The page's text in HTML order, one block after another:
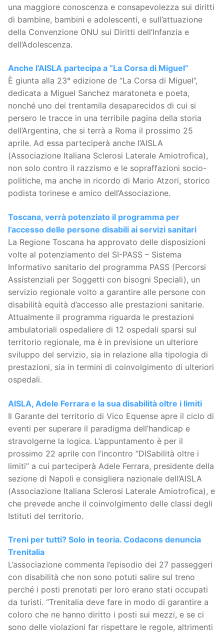
una maggiore conoscenza e consapevolezza sui diritti
di bambine, bambini e adolescenti, e sull’attuazione
della Convenzione ONU sui Diritti dell’Infanzia e
dell’Adolescenza.
Anche l’AISLA partecipa a “La Corsa di Miguel”
È giunta alla 23° edizione de “La Corsa di Miguel”,
dedicata a Miguel Sanchez maratoneta e poeta,
nonché uno dei trentamila desaparecidos di cui si
persero le tracce in una terribile pagina della storia
dell’Argentina, che si terrà a Roma il prossimo 25
aprile. Ad essa parteciperà anche l’AISLA
(Associazione Italiana Sclerosi Laterale Amiotrofica),
non solo contro il razzismo e le sopraffazioni socio-
politiche, ma anche in ricordo di Mario Atzori, storico
podista torinese e amico dell’Associazione.
Toscana, verrà potenziato il programma per
l’accesso delle persone disabili ai servizi sanitari
La Regione Toscana ha approvato delle disposizioni
volte al potenziamento del SI-PASS – Sistema
Informativo sanitario del programma PASS (Percorsi
Assistenziali per Soggetti con bisogni Speciali), un
servizio regionale volto a garantire alle persone con
disabilità equità d’accesso alle prestazioni sanitarie.
Attualmente il programma riguarda le prestazioni
ambulatoriali ospedaliere di 12 ospedali sparsi sul
territorio regionale, ma è in previsione un ulteriore
sviluppo del servizio, sia in relazione alla tipologia di
prestazioni, sia in termini di coinvolgimento di ulteriori
ospedali.
AISLA, Adele Ferrara e la sua disabilità oltre i limiti
Il Garante del territorio di Vico Equense apre il ciclo di
eventi per superare il paradigma dell’handicap e
stravolgerne la logica. L’appuntamento è per il
prossimo 22 aprile con l’incontro “DISabilità oltre i
limiti” a cui parteciperà Adele Ferrara, presidente della
sezione di Napoli e consigliera nazionale dell’AISLA
(Associazione Italiana Sclerosi Laterale Amiotrofica), e
che prevede anche il coinvolgimento delle classi degli
Istituti del territorio.
Treni per tutti? Solo in teoria. Codacons denuncia
Trenitalia
L’associazione commenta l’episodio dei 27 passeggeri
con disabilità che non sono potuti salire sul treno
perché i posti prenotati per loro erano stati occupati
da turisti. “Trenitalia deve fare in modo di garantire a
coloro che ne hanno diritto i posti sui mezzi, e se ci
sono delle violazioni far rispettare le regole, altrimenti